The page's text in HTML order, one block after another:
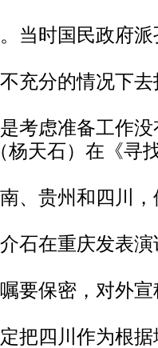
当时国民政府
充分的情况下
考虑准备工作
杨天石）在《寻
、贵州和四川
石在重庆发表
要保密，对外
把四川作为根据